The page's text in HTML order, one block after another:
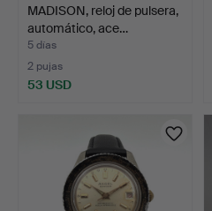
MADISON, reloj de pulsera,
automático, ace…
5 días
2 pujas
53 USD